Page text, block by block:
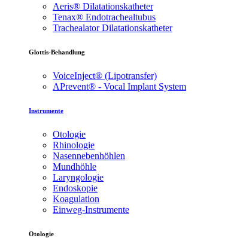
Aeris® Dilatationskatheter
Tenax® Endotrachealtubus
Trachealator Dilatationskatheter
Glottis-Behandlung
VoiceInject® (Lipotransfer)
APrevent® - Vocal Implant System
Instrumente
Otologie
Rhinologie
Nasennebenhöhlen
Mundhöhle
Laryngologie
Endoskopie
Koagulation
Einweg-Instrumente
Otologie